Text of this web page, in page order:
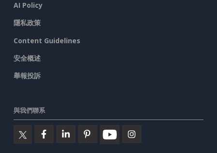
AI Policy
隱私政策
Content Guidelines
安全概述
舉報投訴
與我們聯系